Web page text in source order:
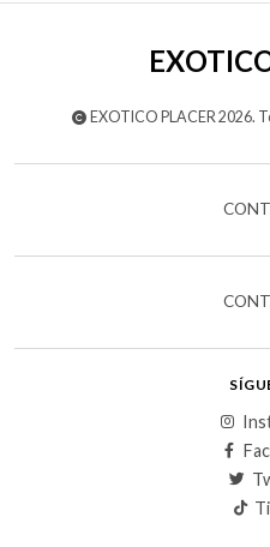
EXOTICO PLACER 2026.